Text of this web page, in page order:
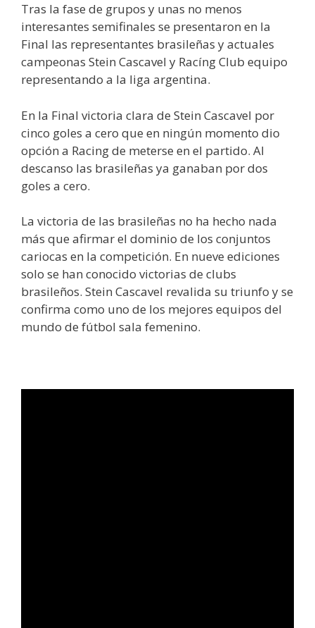
Tras la fase de grupos y unas no menos
interesantes semifinales se presentaron en la
Final las representantes brasileñas y actuales
campeonas Stein Cascavel y Racíng Club equipo
representando a la liga argentina.
En la Final victoria clara de Stein Cascavel por
cinco goles a cero que en ningún momento dio
opción a Racing de meterse en el partido. Al
descanso las brasileñas ya ganaban por dos
goles a cero.
La victoria de las brasileñas no ha hecho nada
más que afirmar el dominio de los conjuntos
cariocas en la competición. En nueve ediciones
solo se han conocido victorias de clubs
brasileños. Stein Cascavel revalida su triunfo y se
confirma como uno de los mejores equipos del
mundo de fútbol sala femenino.